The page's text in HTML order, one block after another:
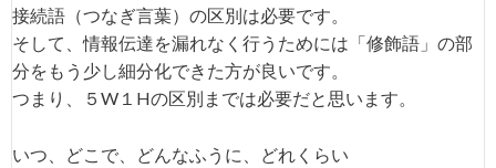
接続語（つなぎ言葉）の区別は必要です。
そして、情報伝達を漏れなく行うためには「修飾語」の部
分をもう少し細分化できた方が良いです。
つまり、５W１Hの区別までは必要だと思います。
いつ、どこで、どんなふうに、どれくらい